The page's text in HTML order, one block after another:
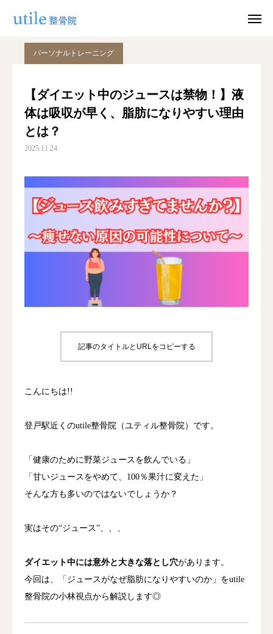
ブログ
パーソナルトレーニング
【ダイエット中のジュースは禁物！】液
体は吸収が早く、脂肪になりやすい理由
とは？
2025.11.24
記事のタイトルとURLをコピーする
こんにちは!!
登戸駅近くのutile整骨院（ユティル整骨院）です。
「健康のために野菜ジュースを飲んでいる」
「甘いジュースをやめて、100％果汁に変えた」
そんな方も多いのではないでしょうか？
実はその“ジュース”、、、
ダイエット中には意外と大きな落とし穴があります。
今回は、「ジュースがなぜ脂肪になりやすいのか」をutile
整骨院の小林視点から解説します◎
公式LINE Instagram
ホーム
院長紹介
料金
良くある質問